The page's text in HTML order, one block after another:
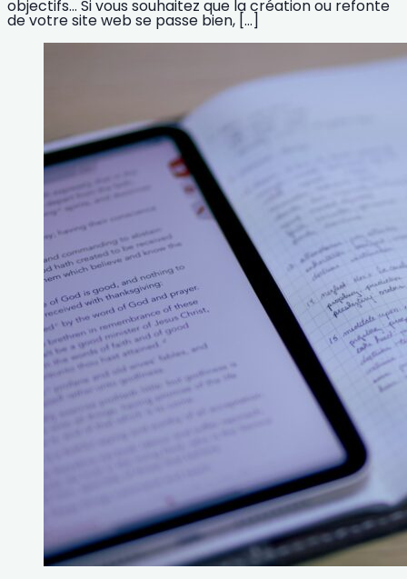
objectifs… Si vous souhaitez que la création ou refonte
de votre site web se passe bien, […]